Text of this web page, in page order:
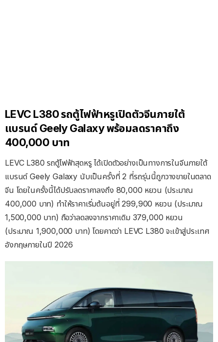
LEVC L380 รถตู้ไฟฟ้าหรูเปิดตัวจีนภายใต้
แบรนด์ Geely Galaxy พร้อมลดราคาถึง
400,000 บาท
LEVC L380 รถตู้ไฟฟ้าสุดหรู ได้เปิดตัวอย่างเป็นทางการในจีนภายใต้
แบรนด์ Geely Galaxy นับเป็นครั้งที่ 2 ที่รถรุ่นนี้ถูกวางขายในตลาด
จีน โดยในครั้งนี้ได้ปรับลดราคาลงถึง 80,000 หยวน (ประมาณ
400,000 บาท) ทำให้ราคาเริ่มต้นอยู่ที่ 299,900 หยวน (ประมาณ
1,500,000 บาท) ถือว่าลดลงจากราคาเดิม 379,000 หยวน
(ประมาณ 1,900,000 บาท) โดยคาดว่า LEVC L380 จะเข้าสู่ประเทศ
อังกฤษภายในปี 2026